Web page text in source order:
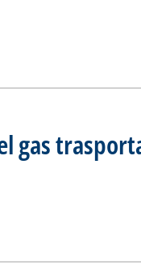
del gas
gas
7 maggio 2013
alle 15.2.
del gas